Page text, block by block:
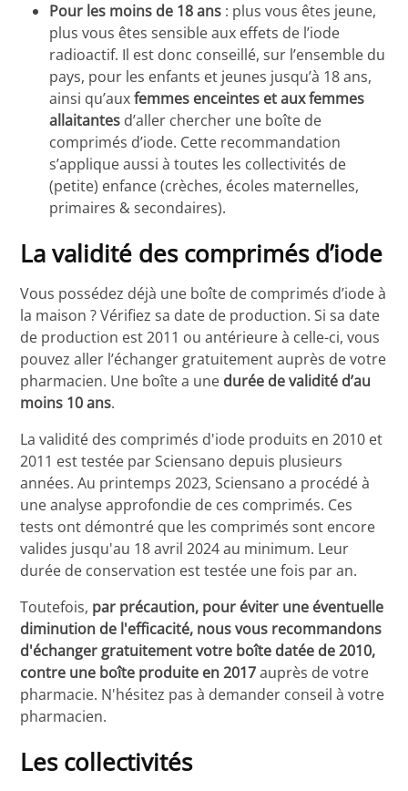
Pour les moins de 18 ans : plus vous êtes jeune,
plus vous êtes sensible aux effets de l’iode
radioactif. Il est donc conseillé, sur l’ensemble du
pays, pour les enfants et jeunes jusqu’à 18 ans,
ainsi qu’auxfemmes enceintes et aux femmes
allaitantes d’aller chercher une boîte de
comprimés d’iode. Cette recommandation
s’applique aussi à toutes les collectivités de
(petite) enfance (crèches, écoles maternelles,
primaires & secondaires).
La validité des comprimés d’iode
Vous possédez déjà une boîte de comprimés d’iode à
la maison ? Vérifiez sa date de production. Si sa date
de production est 2011 ou antérieure à celle-ci, vous
pouvez aller l’échanger gratuitement auprès de votre
pharmacien. Une boîte a une durée de validité d’au
moins 10 ans.
La validité des comprimés d'iode produits en 2010 et
2011 est testée par Sciensano depuis plusieurs
années. Au printemps 2023, Sciensano a procédé à
une analyse approfondie de ces comprimés. Ces
tests ont démontré que les comprimés sont encore
valides jusqu'au 18 avril 2024 au minimum. Leur
durée de conservation est testée une fois par an.
Toutefois, par précaution, pour éviter une éventuelle
diminution de l'efficacité, nous vous recommandons
d'échanger gratuitement votre boîte datée de 2010,
contre une boîte produite en 2017auprès de votre
pharmacie. N'hésitez pas à demander conseil à votre
pharmacien.
Les collectivités